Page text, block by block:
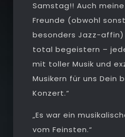
Samstag!! Auch
Freunde (obwohl
besonders Jazz-affin)
total begeistern –
mit toller Musik und
Musikern für uns Dein
Konzert.“
„Es war ein
vom Feinsten.“